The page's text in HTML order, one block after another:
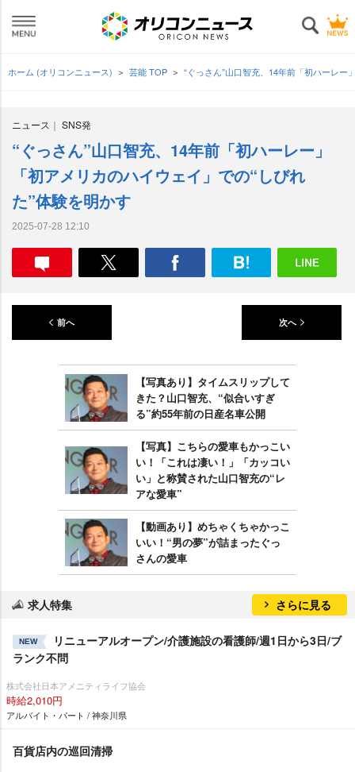
ホーム (オリコンニュース) 芸能 TOP “ぐっさん”山口智充、14年前「初ハーレ
ニュース SNS発
“ぐっさん”山口智充、14年前「初ハーレー」
「初アメリカのハイウェイ」での“しびれ
た”体験を明かす
2025-07-28 12:10
前へ 次へ
【写真あり】タイムスリップして
きた？山口智充、“似合いすぎ
る”約55年前の日産名車公開
【写真】こちらの愛車もかっこい
い！「これは凄い！」「カッコい
い」と称賛された山口智充の“レ
アな愛車”
【動画あり】めちゃくちゃかっこ
いい！“男の夢”が詰まったぐっ
さんの愛車
求人特集 さらに見る
NEW
リニューアルオープン/介護施設の看護師/週1日から3日/ブ
ランク不問
株式会社日本アメニティライフ協会
時給2,010円
アルバイト・パート / 神奈川県
百貨店内の巡回清掃